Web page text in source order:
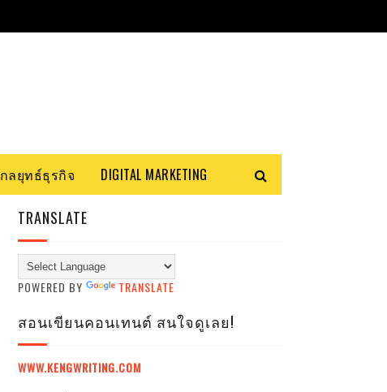
กลยุทธ์ธุรกิจ DIGITAL MARKETING
TRANSLATE
POWERED BY TRANSLATE
สอนเขียนคอนเทนต์ สนใจดูเลย!
WWW.KENGWRITING.COM